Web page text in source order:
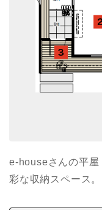
e-houseさんの平
彩な収納スペース。